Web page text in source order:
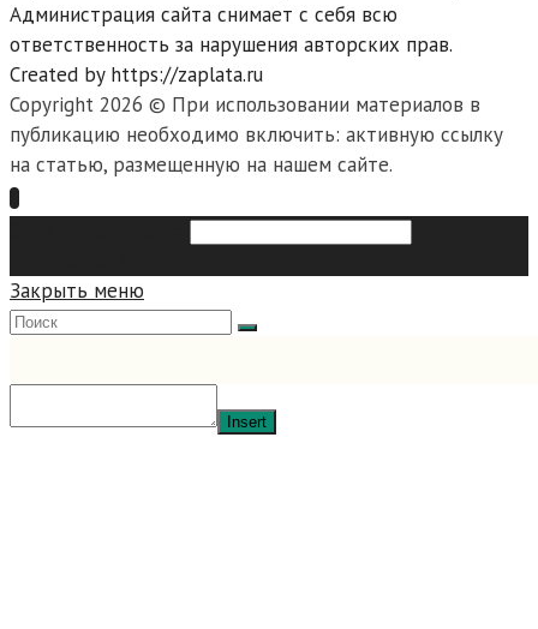
Администрация сайта снимает с себя всю
ответственность за нарушения авторских прав.
Created by https://zaplata.ru
Copyright 2026 © При использовании материалов в
публикацию необходимо включить: активную ссылку
на статью, размещенную на нашем сайте.
Закрыть меню
Insert